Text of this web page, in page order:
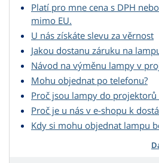
Platí pro mne cena s DPH
mimo EU.
U nás získáte slevu za věrnost
Jakou dostanu záruku na
Návod na výměnu lampy v
Mohu objednat po telefonu?
Proč jsou lampy do projektorů
Proč je u nás v e-shopu k
Kdy si mohu objednat lampu